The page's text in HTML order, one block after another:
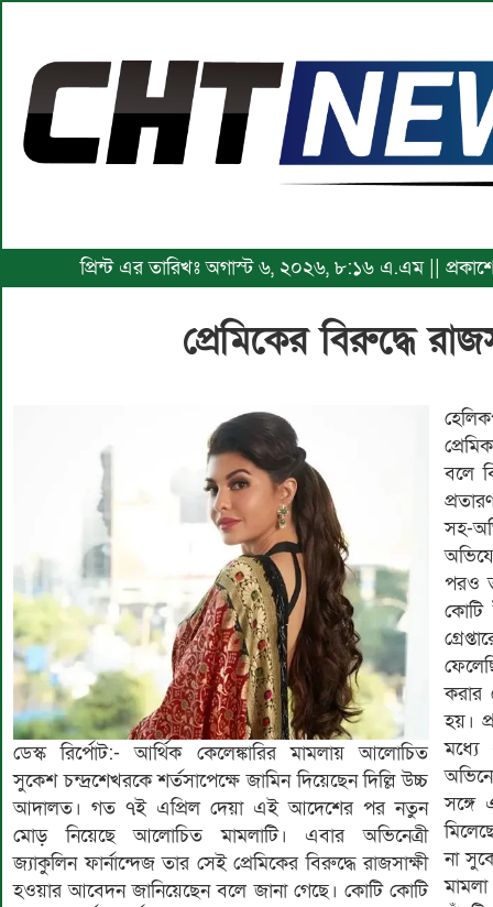
প্রিন্ট এর তারিখঃ অগাস্ট ৬, ২০২৬, ৮:১৬ এ.এম ||
প্রেমিকের বিরুদ্ধে
ডেস্ক রির্পোট:- আর্থিক কেলেঙ্কারির মামলায় আলোচিত
সুকেশ চন্দ্রশেখরকে শর্তসাপেক্ষে জামিন দিয়েছেন দিল্লি উচ্চ
আদালত। গত ৭ই এপ্রিল দেয়া এই আদেশের পর নতুন
মোড় নিয়েছে আলোচিত মামলাটি। এবার অভিনেত্রী
জ্যাকুলিন ফার্নান্দেজ তার সেই প্রেমিকের বিরুদ্ধে রাজসাক্ষী
হওয়ার আবেদন জানিয়েছেন বলে জানা গেছে। কোটি কোটি
বলে
সহ-
পরও
কোটি
করার
হয়।
মধ্যে
সঙ্গে
না